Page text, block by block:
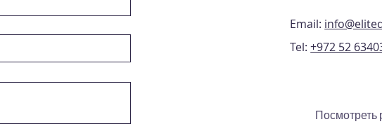
Email:
Tel:+972 52
Посмотреть